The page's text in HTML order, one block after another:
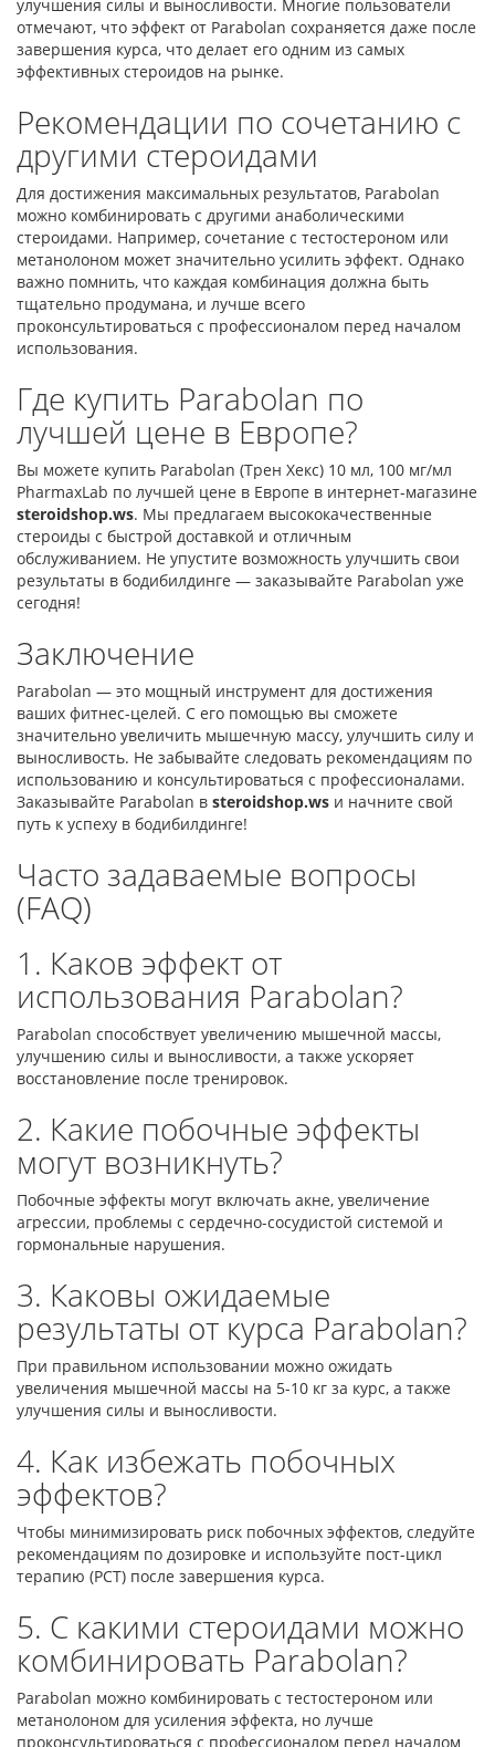
улучшения силы и выносливости. Многие пользователи
отмечают, что эффект от Parabolan сохраняется даже после
завершения курса, что делает его одним из самых
эффективных стероидов на рынке.
Рекомендации по сочетанию с
другими стероидами
Для достижения максимальных результатов, Parabolan
можно комбинировать с другими анаболическими
стероидами. Например, сочетание с тестостероном или
метанолоном может значительно усилить эффект. Однако
важно помнить, что каждая комбинация должна быть
тщательно продумана, и лучше всего
проконсультироваться с профессионалом перед началом
использования.
Где купить Parabolan по
лучшей цене в Европе?
Вы можете купить Parabolan (Трен Хекс) 10 мл, 100 мг/мл
PharmaxLab по лучшей цене в Европе в интернет-магазине
steroidshop.ws. Мы предлагаем высококачественные
стероиды с быстрой доставкой и отличным
обслуживанием. Не упустите возможность улучшить свои
результаты в бодибилдинге — заказывайте Parabolan уже
сегодня!
Заключение
Parabolan — это мощный инструмент для достижения
ваших фитнес-целей. С его помощью вы сможете
значительно увеличить мышечную массу, улучшить силу и
выносливость. Не забывайте следовать рекомендациям по
использованию и консультироваться с профессионалами.
Заказывайте Parabolan в steroidshop.ws и начните свой
путь к успеху в бодибилдинге!
Часто задаваемые вопросы
(FAQ)
1. Каков эффект от
использования Parabolan?
Parabolan способствует увеличению мышечной массы,
улучшению силы и выносливости, а также ускоряет
восстановление после тренировок.
2. Какие побочные эффекты
могут возникнуть?
Побочные эффекты могут включать акне, увеличение
агрессии, проблемы с сердечно-сосудистой системой и
гормональные нарушения.
3. Каковы ожидаемые
результаты от курса Parabolan?
При правильном использовании можно ожидать
увеличения мышечной массы на 5-10 кг за курс, а также
улучшения силы и выносливости.
4. Как избежать побочных
эффектов?
Чтобы минимизировать риск побочных эффектов, следуйте
рекомендациям по дозировке и используйте пост-цикл
терапию (PCT) после завершения курса.
5. С какими стероидами можно
комбинировать Parabolan?
Parabolan можно комбинировать с тестостероном или
метанолоном для усиления эффекта, но лучше
проконсультироваться с профессионалом перед началом